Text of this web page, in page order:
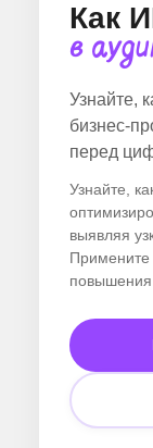
Как
в
Узнайте,
бизнес-
перед
Узнайте,
выявляя
Примените
повышения